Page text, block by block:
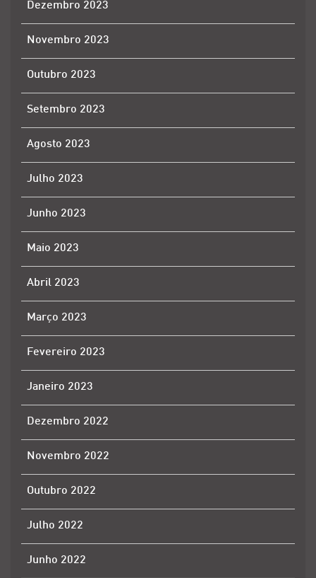
Dezembro 2023
Novembro 2023
Outubro 2023
Setembro 2023
Agosto 2023
Julho 2023
Junho 2023
Maio 2023
Abril 2023
Março 2023
Fevereiro 2023
Janeiro 2023
Dezembro 2022
Novembro 2022
Outubro 2022
Julho 2022
Junho 2022